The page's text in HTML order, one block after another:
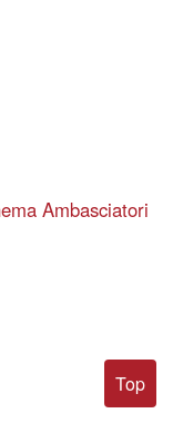
Ambasciatori
Top